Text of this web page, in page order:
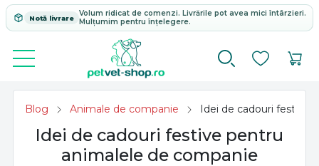
Notă livrare
Volum ridicat de comenzi. Livrările pot avea mici întârzieri.
Mulțumim pentru înțelegere.
Blog Animale de companie Idei de cadouri festive
Idei de cadouri festive pentru
animalele de companie